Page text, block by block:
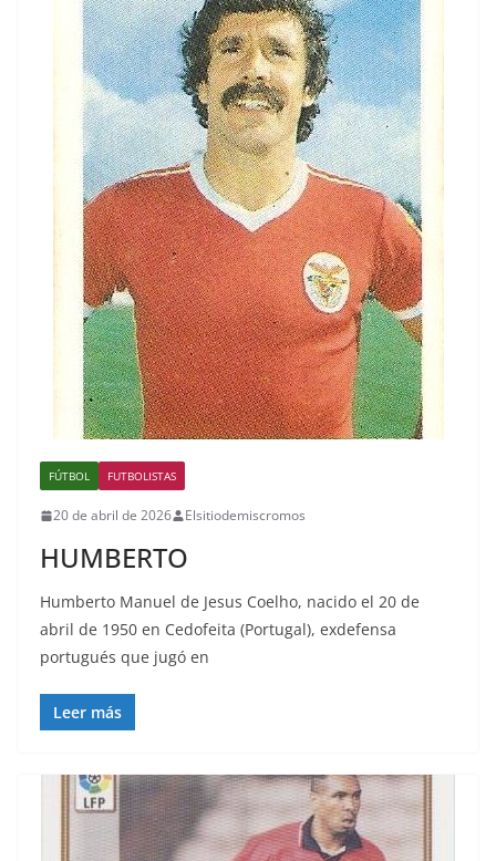
FÚTBOL FUTBOLISTAS
20 de abril de 2026 Elsitiodemiscromos
HUMBERTO
Humberto Manuel de Jesus Coelho, nacido el 20 de
abril de 1950 en Cedofeita (Portugal), exdefensa
portugués que jugó en
Leer más